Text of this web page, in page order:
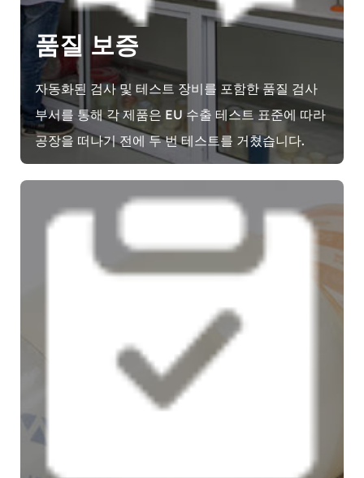
품질 보증
자동화된 검사 및 테스트 장비를 포함한 품질 검사
부서를 통해 각 제품은 EU 수출 테스트 표준에 따라
공장을 떠나기 전에 두 번 테스트를 거쳤습니다.